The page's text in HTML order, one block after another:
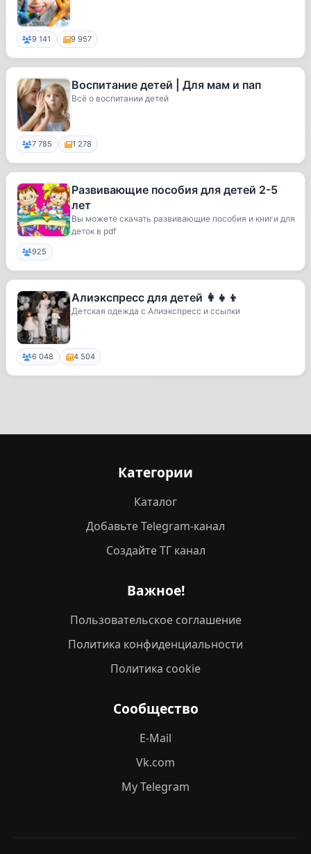
9 141 9 957
Воспитание детей | Для мам и пап
Всё о воспитании детей
7 785 1 278
Развивающие пособия для детей 2-5
лет
Вы можете скачать развивающие пособия и книги для
деток в pdf
925
Алиэкспресс для детей 👩‍👧‍👦
Детская одежда с Алиэкспресс и ссылки
6 048 4 504
Категории
Каталог
Добавьте Telegram-канал
Создайте ТГ канал
Важное!
Пользовательское соглашение
Политика конфиденциальности
Политика cookie
Сообщество
E-Mail
Vk.com
My Telegram